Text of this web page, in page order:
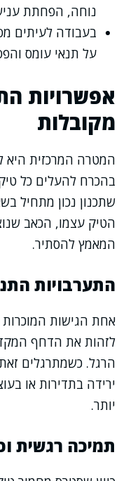
נוחה, הפחתת
בעבודה לעיתים
על תנאי עומס
אפשרויות
מקובלות
המטרה המרכזית היא
בהכרח להעלים כל
שתכנון נכון מתחיל
הטיק עצמו, הכאב
המאמץ להסתיר.
התערבויות
אחת הגישות
לזהות את הדחף
הרגל. כשמתרגלים
ירידה בתדירות או
יותר.
תמיכה רגשית